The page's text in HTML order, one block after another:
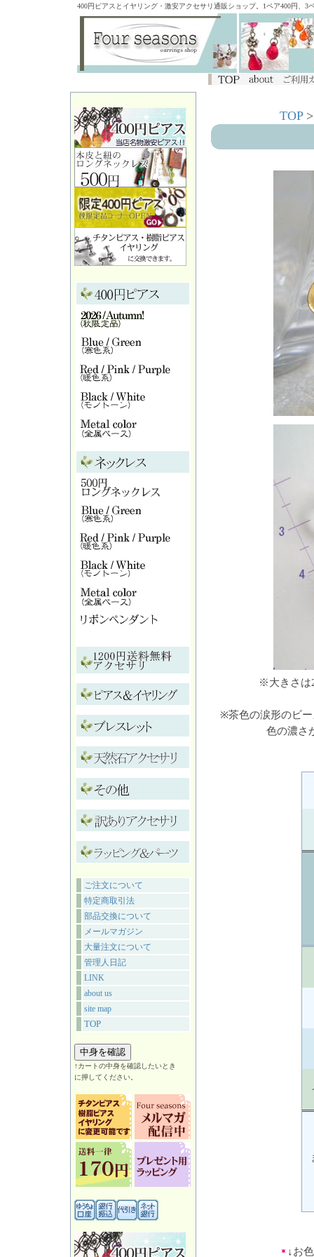
400円ピアスとイヤリング・激安アクセサリ通販ショップ。1ペア400円、
ご注文について
特定商取引法
部品交換について
メールマガジン
大量注文について
管理人日記
LINK
about us
site map
TOP
↑カートの中身を確認したいとき
に押してください。
TOP
※大きさは
※茶色の涙形のビ
色の濃さ
↓お